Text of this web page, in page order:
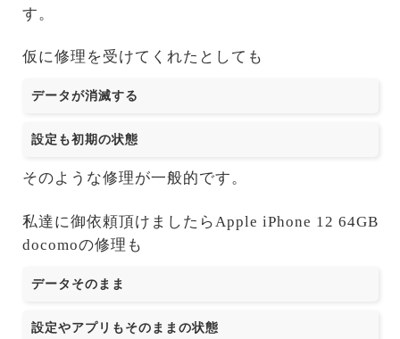
す。
仮に修理を受けてくれたとしても
データが消滅する
設定も初期の状態
そのような修理が一般的です。
私達に御依頼頂けましたらApple iPhone 12 64GB
docomoの修理も
データそのまま
設定やアプリもそのままの状態